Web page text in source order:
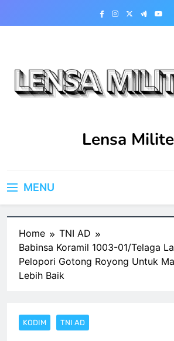
Lensa
MENU
Home
TNI AD
Babinsa Koramil 1003-01/Telaga
Pelopori Gotong Royong Untuk
Lebih Baik
KODIM TNI AD